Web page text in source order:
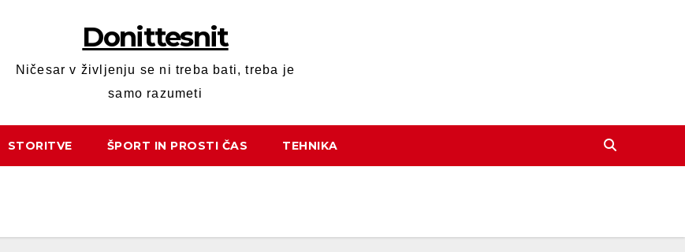
Donittesnit
Ničesar v življenju se ni treba bati, treba je
samo razumeti
STORITVE ŠPORT IN PROSTI ČAS TEHNIKA